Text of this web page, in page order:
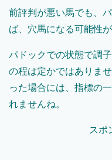
前評判が悪い馬でも、
ば、穴馬になる可能性
パドックでの状態で調
の程は定かではありま
った場合には、指標の
れませんね。
スポ